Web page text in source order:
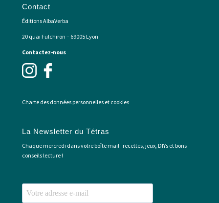
Contact
Éditions AlbaVerba
20 quai Fulchiron – 69005 Lyon
Contactez-nous
Charte des données personnelles et cookies
La Newsletter du Tétras
Chaque mercredi dans votre boîte mail : recettes, jeux, DIYs et bons
conseils lecture !